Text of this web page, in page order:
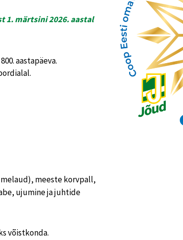
1. märtsini 2026. aastal
aastapäeva.
meeste korvpall,
ujumine ja juhtide
võistkonda.